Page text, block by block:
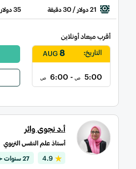
21 دولار / 30 دقيقة 35 دولار
أقرب ميعاد أونلاين
التاريخ:
8
AUG
5:00 ص - 6:00 ص
أ.د نجوى وائر
أستاذ علم النفس التربوي
4.9 27 سنوات خبرة